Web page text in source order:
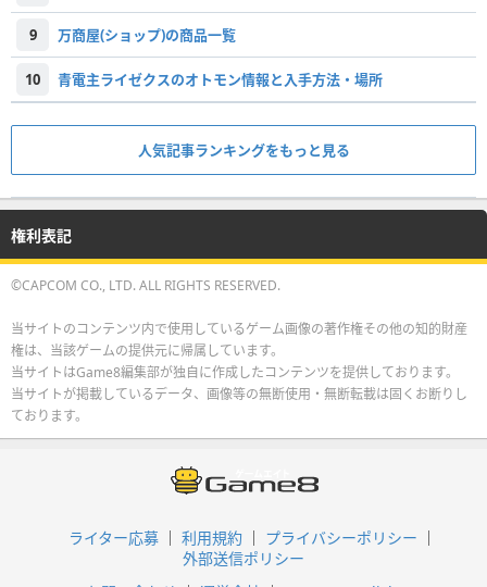
9 万商屋(ショップ)の商品一覧
10 青電主ライゼクスのオトモン情報と入手方法・場所
人気記事ランキングをもっと見る
権利表記
©CAPCOM CO., LTD. ALL RIGHTS RESERVED.
当サイトのコンテンツ内で使用しているゲーム画像の著作権その他の知的財産
権は、当該ゲームの提供元に帰属しています。
当サイトはGame8編集部が独自に作成したコンテンツを提供しております。
当サイトが掲載しているデータ、画像等の無断使用・無断転載は固くお断りし
ております。
ライター応募 利用規約
プライバシーポリシー
外部送信ポリシー